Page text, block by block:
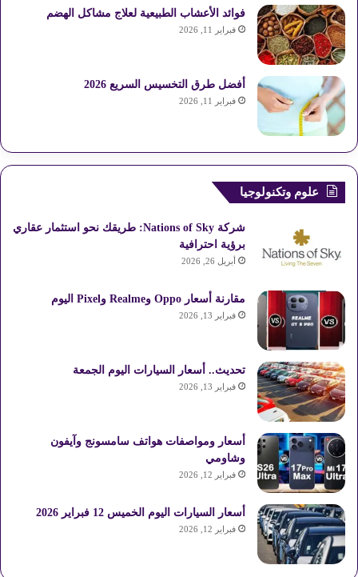
فوائد الأعشاب الطبيعية لعلاج مشاكل الهضم
فبراير 11, 2026
أفضل طرق التخسيس السريع 2026
فبراير 11, 2026
علوم وتكنولوجيا
شركة Nations of Sky: طريقك نحو استثمار عقاري
برؤية احترافية
أبريل 26, 2026
مقارنة أسعار Oppo وRealme وPixel اليوم
فبراير 13, 2026
تحديث.. أسعار السيارات اليوم الجمعة
فبراير 13, 2026
أسعار ومواصفات هواتف سامسونج وآيفون
وشاومي
فبراير 12, 2026
أسعار السيارات اليوم الخميس 12 فبراير 2026
فبراير 12, 2026